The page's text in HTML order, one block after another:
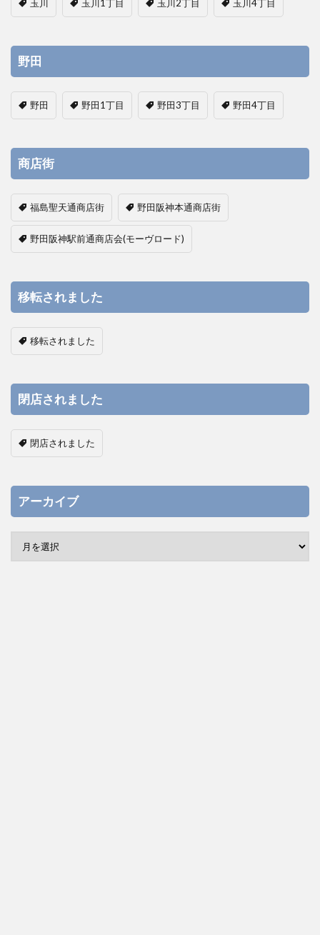
玉川 玉川1丁目 玉川2丁目 玉川4丁目
野田
野田 野田1丁目 野田3丁目 野田4丁目
商店街
福島聖天通商店街 野田阪神本通商店街
野田阪神駅前通商店会(モーヴロード)
移転されました
移転されました
閉店されました
閉店されました
アーカイブ